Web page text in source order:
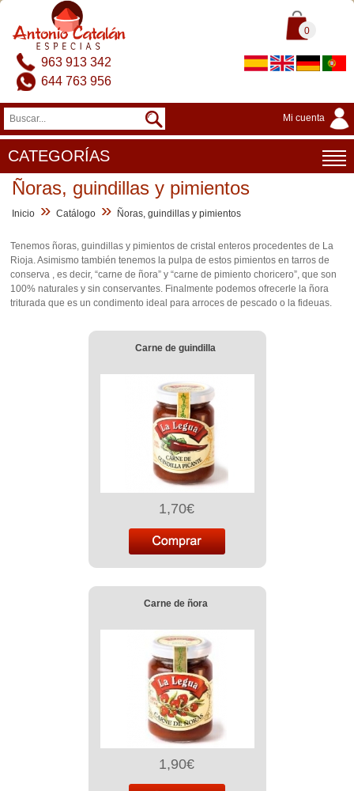
0
963 913 342
644 763 956
Mi cuenta
CATEGORÍAS
Ñoras, guindillas y pimientos
Inicio » Catálogo » Ñoras, guindillas y pimientos
Tenemos ñoras, guindillas y pimientos de cristal enteros procedentes de La
Rioja. Asimismo también tenemos la pulpa de estos pimientos en tarros de
conserva , es decir, “carne de ñora” y “carne de pimiento choricero”, que son
100% naturales y sin conservantes. Finalmente podemos ofrecerle la ñora
triturada que es un condimento ideal para arroces de pescado o la fideuas.
Carne de guindilla
1,70€
Carne de ñora
1,90€